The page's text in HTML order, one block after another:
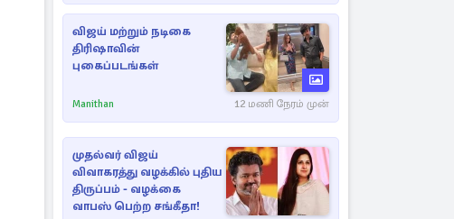
விஜய் மற்றும் நடிகை
திரிஷாவின்
புகைப்படங்கள்
Manithan 12 மணி நேரம் முன்
முதல்வர் விஜய்
விவாகரத்து வழக்கில் புதிய
திருப்பம் - வழக்கை
வாபஸ் பெற்ற சங்கீதா!